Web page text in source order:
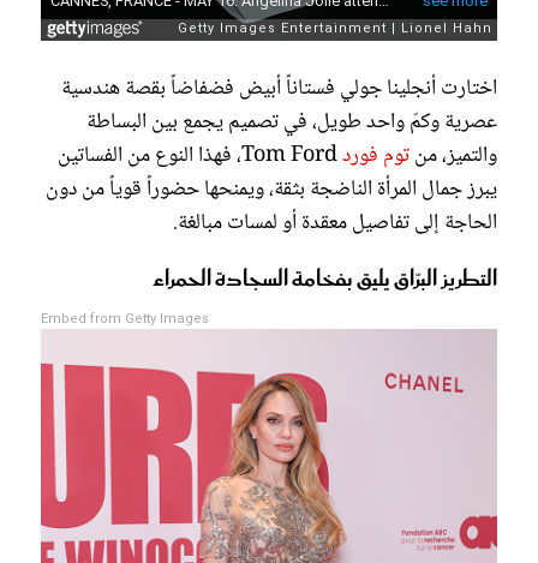
اختارت أنجلينا جولي فستاناً أبيض فضفاضاً بقصة هندسية
عصرية وكمّ واحد طويل، في تصميم يجمع بين البساطة
والتميز، منتوم فورد
Tom Ford، فهذا النوع من الفساتين
يبرز جمال المرأة الناضجة بثقة، ويمنحها حضوراً قوياً من دون
الحاجة إلى تفاصيل معقدة أو لمسات مبالغة.
التطريز البرّاق يليق بفخامة السجادة الحمراء
Embed from Getty Images